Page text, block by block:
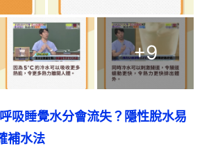
+9
吸睡覺水分會流失？隱性脫水易
補水法